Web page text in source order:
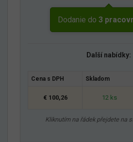
Dodanie do 3
Další nabídky:
Cena s DPH Skladom
€ 100,26 12 ks
Kliknutím na řádek přejdete na